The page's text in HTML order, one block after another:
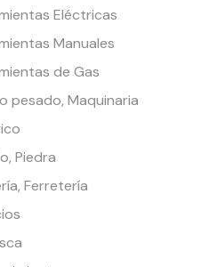
Eléctricas
Manuales
de Gas
pesado, Maquinaria
Piedra
Ferretería